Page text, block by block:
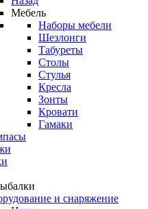
Мебель
Наборы мебели
Шезлонги
Табуреты
Столы
Стулья
Кресла
Зонты
Кровати
Гамаки
и снаряжение